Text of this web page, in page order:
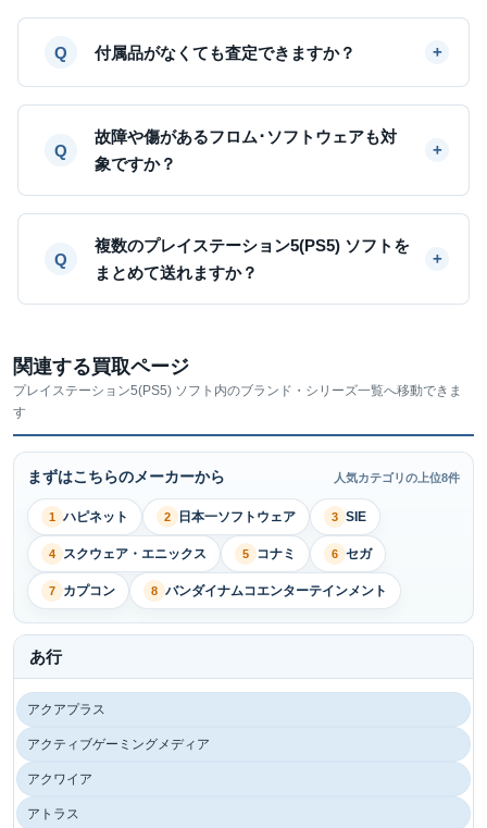
付属品がなくても査定できますか？
故障や傷があるフロム･ソフトウェアも対
象ですか？
複数のプレイステーション5(PS5) ソフトを
まとめて送れますか？
関連する買取ページ
プレイステーション5(PS5) ソフト内のブランド・シリーズ一覧へ移動できま
す
まずはこちらのメーカーから 人気カテゴリの上位8件
1 ハピネット 2 日本一ソフトウェア 3 SIE
4 スクウェア・エニックス 5 コナミ 6 セガ
7 カプコン 8 バンダイナムコエンターテインメント
あ行
アクアプラス
アクティブゲーミングメディア
アクワイア
アトラス